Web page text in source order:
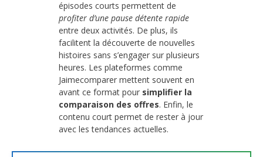
épisodes courts permettent de
profiter d’une pause détente rapide
entre deux activités. De plus, ils
facilitent la découverte de nouvelles
histoires sans s’engager sur plusieurs
heures. Les plateformes comme
Jaimecomparer mettent souvent en
avant ce format pour simplifier la
comparaison des offres. Enfin, le
contenu court permet de rester à jour
avec les tendances actuelles.